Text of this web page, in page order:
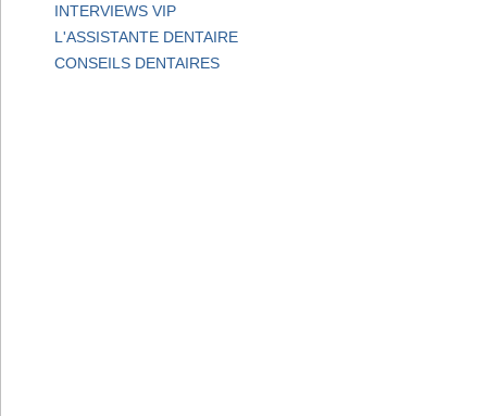
INTERVIEWS VIP
L'ASSISTANTE DENTAIRE
CONSEILS DENTAIRES